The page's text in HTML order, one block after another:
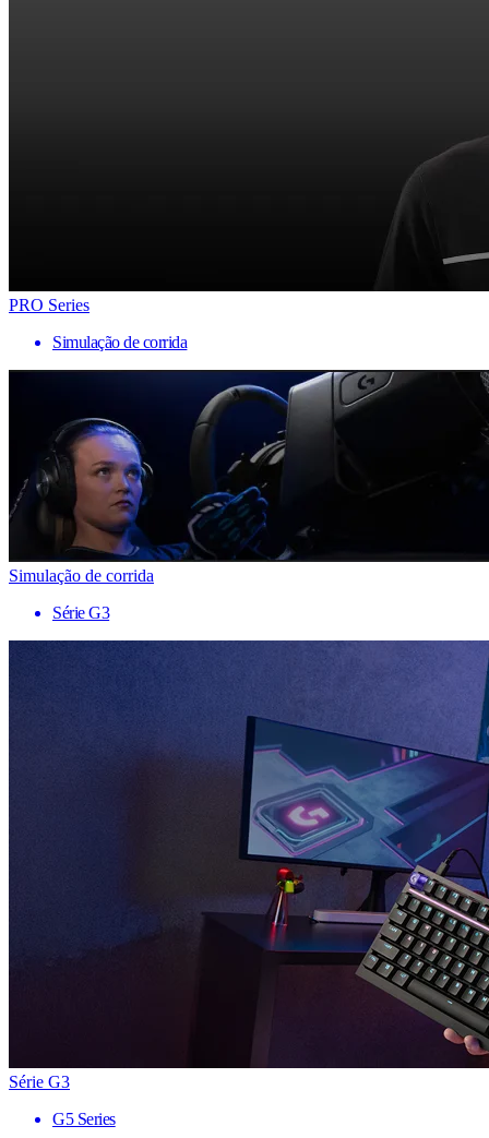
PRO Series
Simulação de corrida
Simulação de corrida
Série G3
Série G3
G5 Series